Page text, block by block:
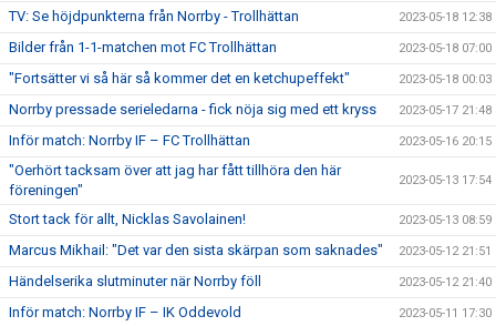
TV: Se höjdpunkterna från Norrby - Trollhättan 2023-05-18 12:38
Bilder från 1-1-matchen mot FC Trollhättan 2023-05-18 07:00
"Fortsätter vi så här så kommer det en ketchupeffekt" 2023-05-18 00:03
Norrby pressade serieledarna - fick nöja sig med ett kryss 2023-05-17 21:48
Inför match: Norrby IF – FC Trollhättan 2023-05-16 20:15
"Oerhört tacksam över att jag har fått tillhöra den här
föreningen"
2023-05-13 17:54
Stort tack för allt, Nicklas Savolainen! 2023-05-13 08:59
Marcus Mikhail: "Det var den sista skärpan som saknades" 2023-05-12 21:51
Händelserika slutminuter när Norrby föll 2023-05-12 21:40
Inför match: Norrby IF – IK Oddevold 2023-05-11 17:30